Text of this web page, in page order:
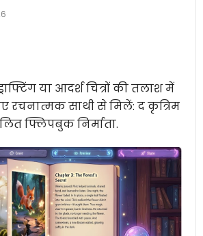
या आदर्श चित्रों की तलाश में
रचनात्मक साथी से मिलें: दकृत्रिम
फ्लिपबुक निर्माता.